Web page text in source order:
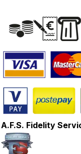
A.F.S. Fidelity